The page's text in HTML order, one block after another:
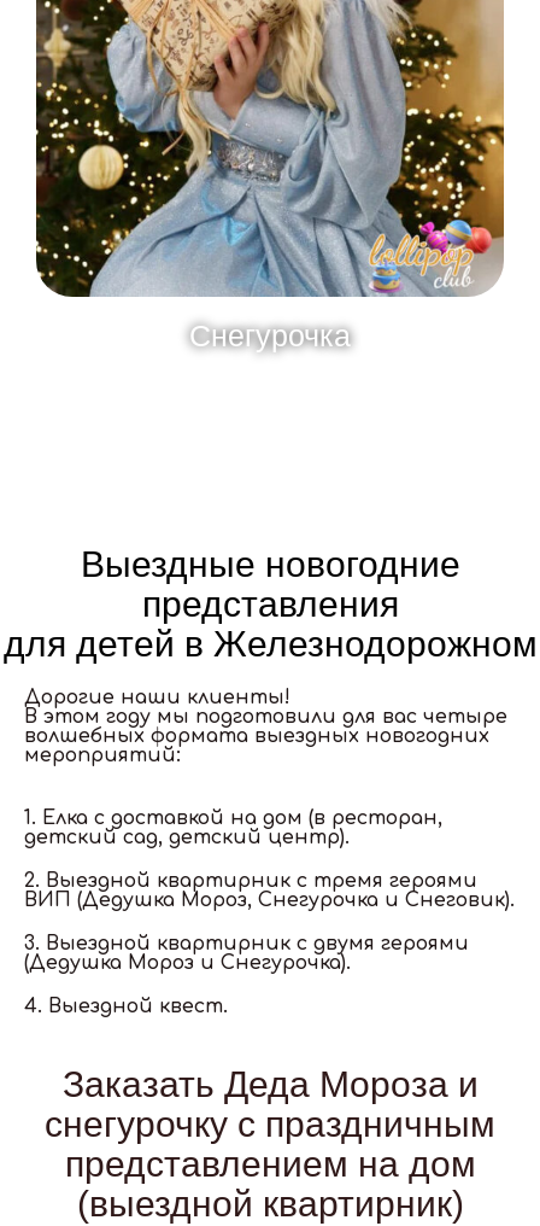
Снегурочка
Выездные новогодние
представления
для детей в Железнодорожном
Дорогие наши клиенты!
В этом году мы подготовили для вас четыре
волшебных формата выездных новогодних
мероприятий:
1. Елка с доставкой на дом (в ресторан,
детский сад, детский центр).
2. Выездной квартирник с тремя героями
ВИП (Дедушка Мороз, Снегурочка и Снеговик).
3. Выездной квартирник с двумя героями
(Дедушка Мороз и Снегурочка).
4. Выездной квест.
Заказать Деда Мороза и
снегурочку с праздничным
представлением на дом
(выездной квартирник)